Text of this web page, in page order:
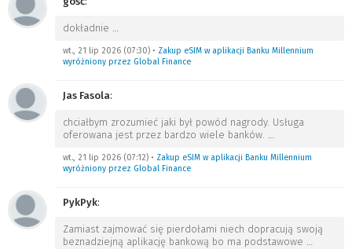
dokładnie …
wt., 21 lip 2026 (07:30) • Zakup eSIM w aplikacji Banku Millennium
wyróżniony przez Global Finance
Jas Fasola:
chciałbym zrozumieć jaki był powód nagrody. Usługa
oferowana jest przez bardzo wiele banków. …
wt., 21 lip 2026 (07:12) • Zakup eSIM w aplikacji Banku Millennium
wyróżniony przez Global Finance
PykPyk:
Zamiast zajmować się pierdołami niech dopracują swoją
beznadziejną aplikację bankową bo ma podstawowe …